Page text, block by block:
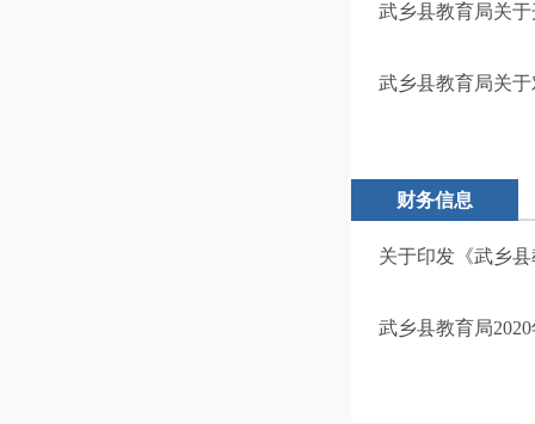
武乡县教育局关
武乡县教育局关
财务信息
关于印发《武乡
武乡县教育局